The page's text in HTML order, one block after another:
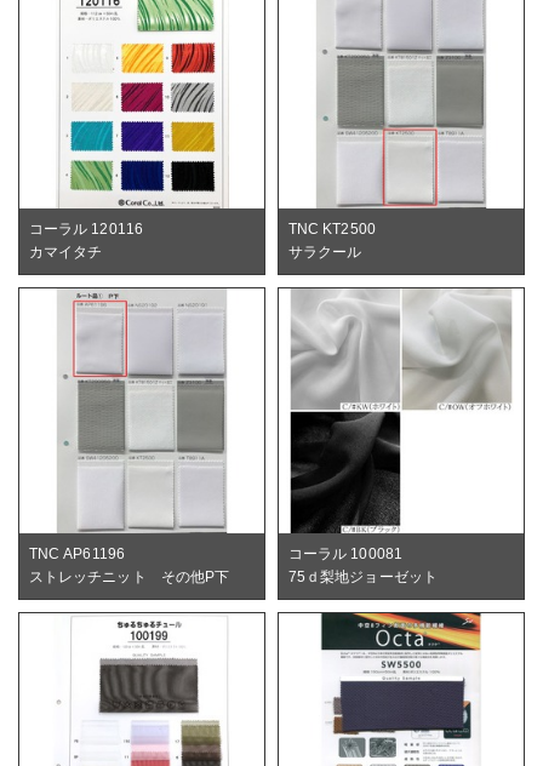
コーラル 120116
カマイタチ
TNC KT2500
サラクール
TNC AP61196
ストレッチニット その他P下
コーラル 100081
75ｄ梨地ジョーゼット